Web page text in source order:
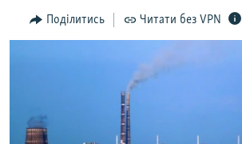
навігації
Перейти
БЛОГИ
СПЕЦПРОЕКТИ
Поділитись Читати без VPN